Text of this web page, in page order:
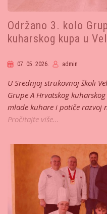
Održano 3. kolo
kuharskog kupa u
07. 05. 2026. admin
U Srednjoj strukovnoj školi
Grupe A Hrvatskog
mlade kuhare i potiče razvoj
Pročitajte više...